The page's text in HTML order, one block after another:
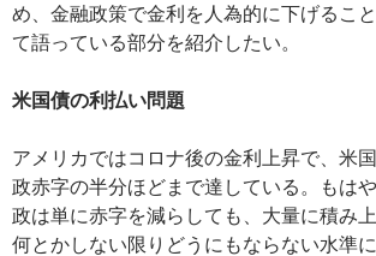
め、金融政策で金利を人為的に下げるこ
て語っている部分を紹介したい。
米国債の利払い問題
アメリカではコロナ後の金利上昇で、米
政赤字の半分ほどまで達している。もは
政は単に赤字を減らしても、大量に積み
何とかしない限りどうにもならない水準に